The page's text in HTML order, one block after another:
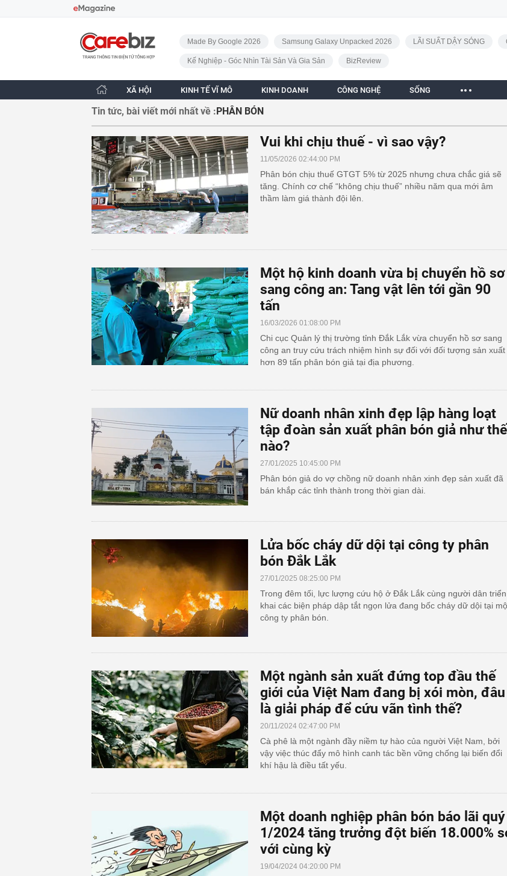
CafeBiz - Trang chủ
Made By Google 2026
Samsung Galaxy Unpacked 2026 LÃI SUẤT DẬY SÓNG
Kế Nghiệp - Góc Nhìn Tài Sản Và Gia Sản BizReview
XÃ HỘI KINH TẾ VĨ MÔ KINH DOANH CÔNG NGHỆ SỐNG
Tin tức, bài viết mới nhất về :PHÂN BÓN
Vui khi chịu thuế - vì sao vậy?
11/05/2026 02:44:00 PM
Phân bón chịu thuế GTGT 5% từ 2025 nhưng chưa chắc giá sẽ
tăng. Chính cơ chế “không chịu thuế” nhiều năm qua mới âm
thầm làm giá thành đội lên.
Một hộ kinh doanh vừa bị chuyển hồ sơ
sang công an: Tang vật lên tới gần 90
tấn
16/03/2026 01:08:00 PM
Chi cục Quản lý thị trường tỉnh Đắk Lắk vừa chuyển hồ sơ sang
công an truy cứu trách nhiệm hình sự đối với đối tượng sản xuất
hơn 89 tấn phân bón giả tại địa phương.
Nữ doanh nhân xinh đẹp lập hàng loạt
tập đoàn sản xuất phân bón giả như thế
nào?
27/01/2025 10:45:00 PM
Phân bón giả do vợ chồng nữ doanh nhân xinh đẹp sản xuất đã
bán khắp các tỉnh thành trong thời gian dài.
Lửa bốc cháy dữ dội tại công ty phân
bón Đắk Lắk
27/01/2025 08:25:00 PM
Trong đêm tối, lực lượng cứu hộ ở Đắk Lắk cùng người dân triển
khai các biện pháp dập tắt ngọn lửa đang bốc cháy dữ dội tại
công ty phân bón.
Một ngành sản xuất đứng top đầu thế
giới của Việt Nam đang bị xói mòn, đâu
là giải pháp để cứu vãn tình thế?
20/11/2024 02:47:00 PM
Cà phê là một ngành đầy niềm tự hào của người Việt Nam, bởi
vậy việc thúc đẩy mô hình canh tác bền vững chống lại biến đổi
khí hậu là điều tất yếu.
Một doanh nghiệp phân bón báo lãi quý
1/2024 tăng trưởng đột biến 18.000%
với cùng kỳ
19/04/2024 04:20:00 PM